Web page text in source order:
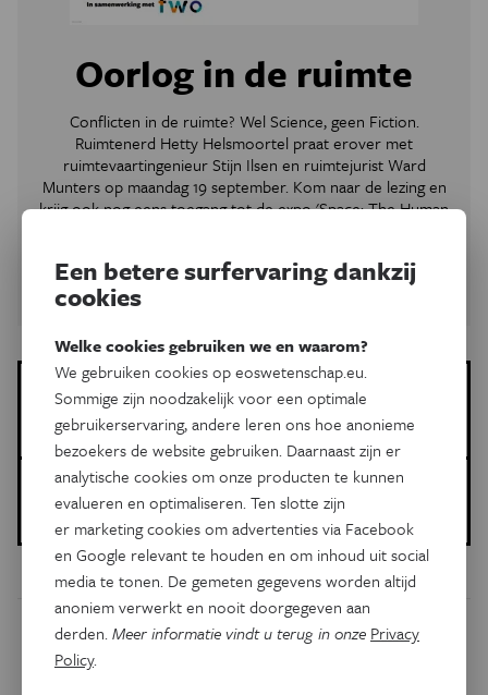
Oorlog in de ruimte
Conflicten in de ruimte? Wel Science, geen Fiction.
Ruimtenerd Hetty Helsmoortel praat erover met
ruimtevaartingenieur Stijn Ilsen en ruimtejurist Ward
Munters op maandag 19 september. Kom naar de lezing en
krijg ook nog eens toegang tot de expo 'Space: The Human
Meer over de volgende onderwerpen:
Natuurwetenschappen wiskunde James Webb-ruimtetelescoop
Gepubliceerd op:
14 september 2022
Dit artikel delen op:
Een betere surfervaring dankzij
cookies
Welke cookies gebruiken we en waarom?
We gebruiken cookies op eoswetenschap.eu.
Sommige zijn noodzakelijk voor een optimale
gebruikerservaring, andere leren ons hoe anonieme
bezoekers de website gebruiken. Daarnaast zijn er
analytische cookies om onze producten te kunnen
evalueren en optimaliseren. Ten slotte zijn
er marketing cookies om advertenties via Facebook
en Google relevant te houden en om inhoud uit social
media te tonen. De gemeten gegevens worden altijd
anoniem verwerkt en nooit doorgegeven aan
derden.Meer informatie vindt u terug in onze Privacy
Policy.